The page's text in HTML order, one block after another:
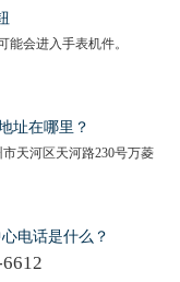
能会进入手表机件。
址在哪里？
天河区天河路230号万菱
电话是什么？